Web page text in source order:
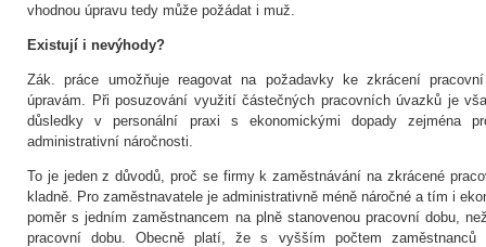
vhodnou úpravu tedy může požádat i muž.
Existují i nevýhody?
Zák. práce umožňuje reagovat na požadavky ke zkrácení
úpravám. Při posuzování využití částečných pracovních úvazků je
důsledky v personální praxi s ekonomickými dopady zejména
administrativní náročnosti.
To je jeden z důvodů, proč se firmy k zaměstnávání na zkrácené
kladně. Pro zaměstnavatele je administrativně méně náročné a tím i
poměr s jedním zaměstnancem na plně stanovenou pracovní dobu,
pracovní dobu. Obecně platí, že s vyšším počtem zaměstnanců